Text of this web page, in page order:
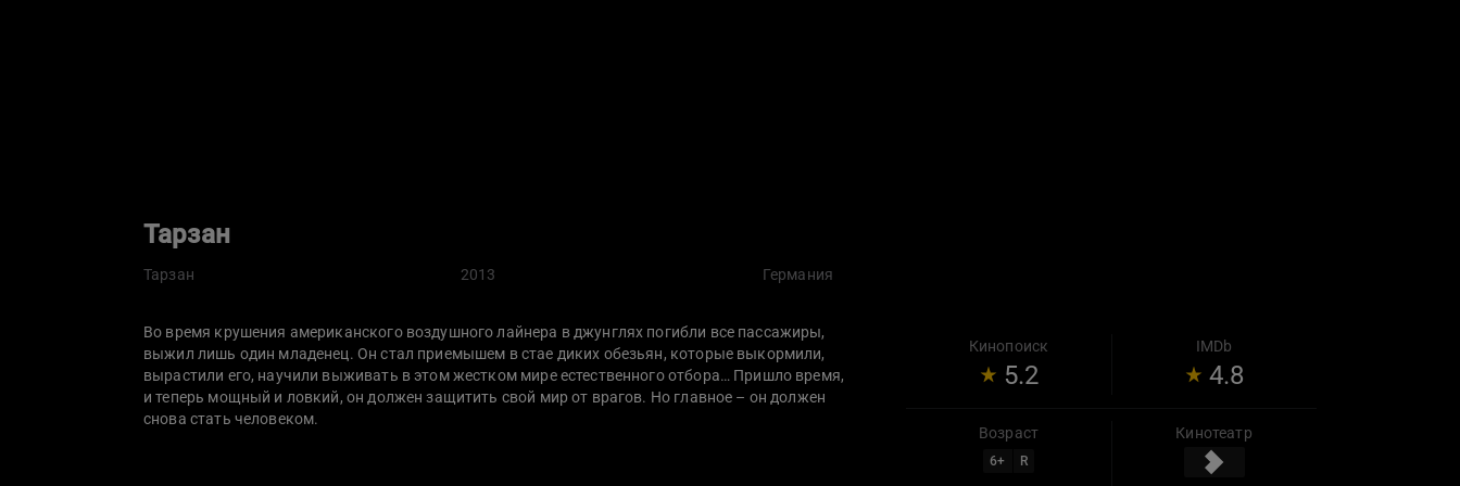
Тарзан
Тарзан 2013 Германия
Во время крушения американского воздушного лайнера в джунглях погибли все пассажиры,
выжил лишь один младенец. Он стал приемышем в стае диких обезьян, которые выкормили,
вырастили его, научили выживать в этом жестком мире естественного отбора… Пришло время,
и теперь мощный и ловкий, он должен защитить свой мир от врагов. Но главное – он должен
снова стать человеком.
Кинопоиск
5.2
IMDb
4.8
Возраст
6+ R
Кинотеатр